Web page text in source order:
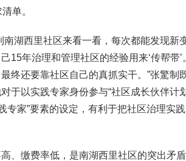
单。
南湖西里社区来看一看，每次都能发现新
15年治理和管理社区的经验用来‘传帮带
终还要靠社区自己的真抓实干。”张驚制
于以实践专家身份参与“社区成长伙伴计
专家”要素的设定，有利于把社区治理实
、缴费率低，是南湖西里社区的突出矛